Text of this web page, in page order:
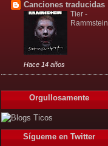
Canciones traducidas
Tier -
Rammstein
Hace 14 años
Orgullosamente
Sígueme en Twitter